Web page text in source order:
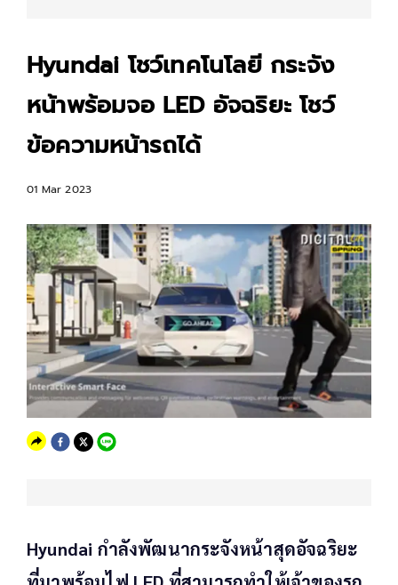
Hyundai โชว์เทคโนโลยี กระจัง
หน้าพร้อมจอ LED อัจฉริยะ โชว์
ข้อความหน้ารถได้
01 Mar 2023
Hyundai กำลังพัฒนากระจังหน้าสุดอัจฉริยะ